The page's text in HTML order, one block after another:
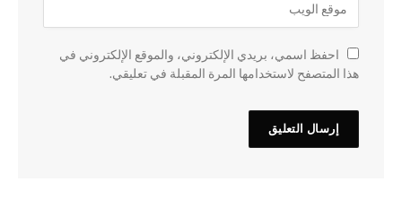
احفظ اسمي، بريدي الإلكتروني، والموقع الإلكتروني في
هذا المتصفح لاستخدامها المرة المقبلة في تعليقي.